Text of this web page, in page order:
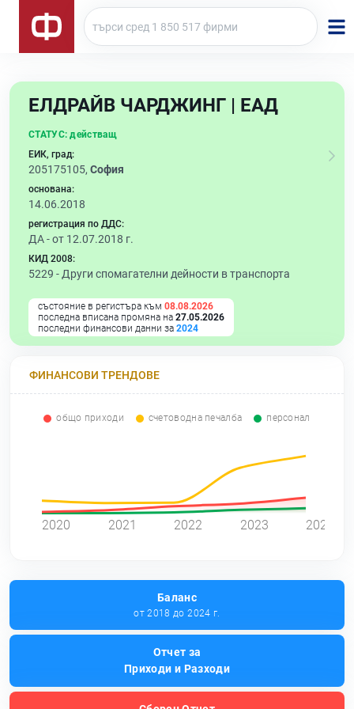
ЕЛДРАЙВ ЧАРДЖИНГ | ЕАД
СТАТУС: действащ
ЕИК, град:
205175105, София
основана:
14.06.2018
регистрация по ДДС:
ДА - от 12.07.2018 г.
КИД 2008:
5229 - Други спомагателни дейности в транспорта
състояние в регистъра към 08.08.2026
последна вписана промяна на 27.05.2026
последни финансови данни за 2024
ФИНАНСОВИ ТРЕНДОВЕ
общо приходи счетоводна печалба персонал
2020 2021 2022 2023 2024
Баланс
от 2018 до 2024 г.
Отчет за
Приходи и Разходи